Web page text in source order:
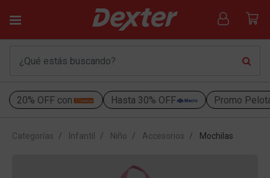
20% OFF con Hasta 30% OFF Promo
Categorías Infantil Niño Accesorios Mochilas